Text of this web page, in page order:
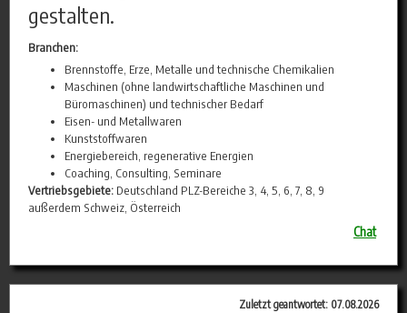
gestalten.
Branchen:
Brennstoffe, Erze, Metalle und technische Chemikalien
Maschinen (ohne landwirtschaftliche Maschinen und
Büromaschinen) und technischer Bedarf
Eisen- und Metallwaren
Kunststoffwaren
Energiebereich, regenerative Energien
Coaching, Consulting, Seminare
Vertriebsgebiete: Deutschland PLZ-Bereiche 3, 4, 5, 6, 7, 8, 9
außerdem Schweiz, Österreich
Chat
Zuletzt geantwortet: 07.08.2026